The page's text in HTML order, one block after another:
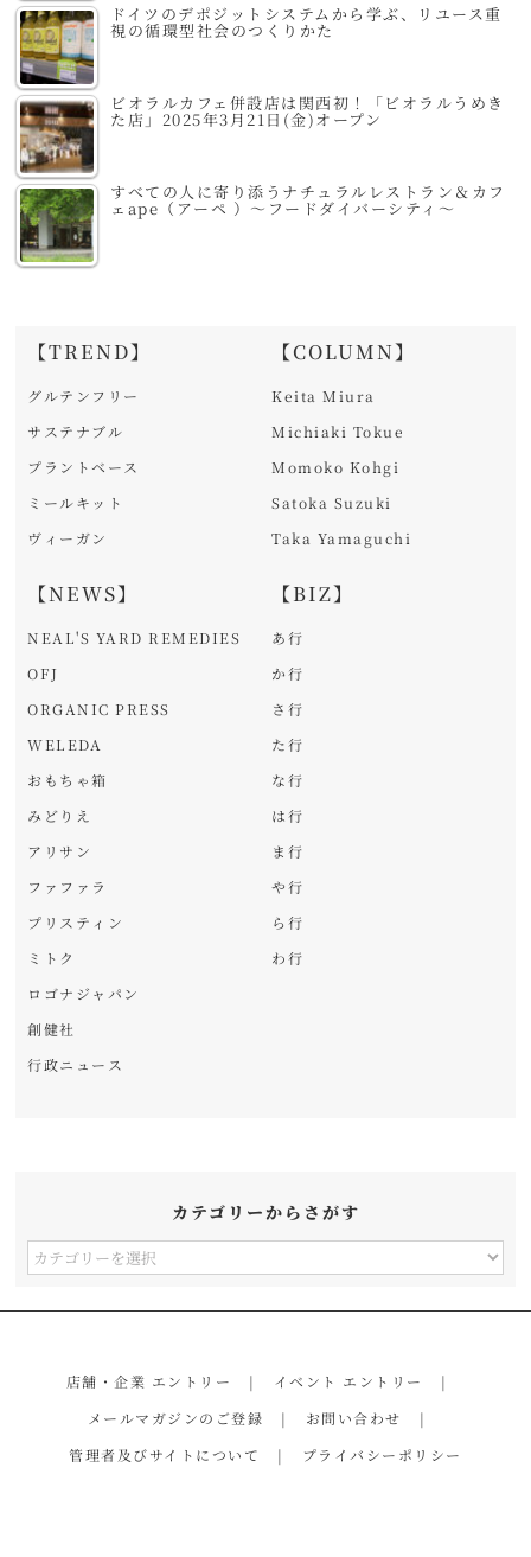
ドイツのデポジットシステムから学ぶ、リユース重
視の循環型社会のつくりかた
ビオラルカフェ併設店は関西初！「ビオラルうめき
た店」2025年3月21日(金)オープン
すべての人に寄り添うナチュラルレストラン＆カフ
ェape（アーペ ）～フードダイバーシティ～
【TREND】
グルテンフリー
サステナブル
プラントベース
ミールキット
ヴィーガン
【NEWS】
NEAL'S YARD REMEDIES
OFJ
ORGANIC PRESS
WELEDA
おもちゃ箱
みどりえ
アリサン
ファファラ
プリスティン
ミトク
ロゴナジャパン
創健社
行政ニュース
【COLUMN】
Keita Miura
Michiaki Tokue
Momoko Kohgi
Satoka Suzuki
Taka Yamaguchi
【BIZ】
あ行
か行
さ行
た行
な行
は行
ま行
や行
ら行
わ行
カテゴリーからさがす
カ
店舗・企業 エントリー
イベント エントリー
メールマガジンのご登録
お問い合わせ
管理者及びサイトについて
プライバシーポリシー